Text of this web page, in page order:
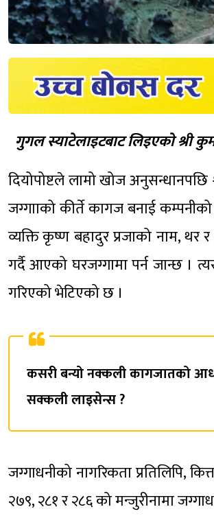
गुगल स्याटेलाइटबाट लिइएको श्री
दियोपोष्टले लामो खोज अनुसन्धानपछि
जग्गााको कीर्ते कागज बनाई
व्यक्ति कृष्ण बहादुर प्रजाको नाम,
गर्दै आएको घरजग्गामा पर्न जान्छ ।
गरिएको भेटिएको छ ।
कसरी बन्यो नक्कली कागजातको
सक्कली लाइसेन्स ?
जग्गाधनीको नागरिकता प्रतिलिपि,
२७९, २८१ र २८६ को मन्जुरीनामा